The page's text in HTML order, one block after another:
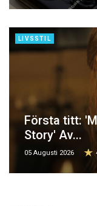
LIVSSTIL
Första titt:
Story' Av...
05 Augusti 2026